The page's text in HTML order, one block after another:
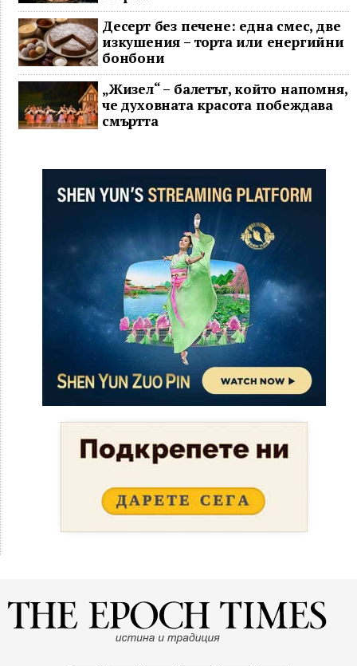
Десерт без печене: една смес, две
изкушения – торта или енергийни
бонбони
„Жизел“ – балетът, който напомня,
че духовната красота побеждава
смъртта